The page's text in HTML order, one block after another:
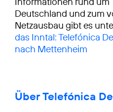
Deutschland und zum
Netzausbau gibt es
das Inntal: Telefónica
nach Mettenheim
Über Telefónica